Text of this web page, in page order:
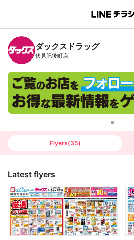
B
n
c
h
T
ダックスドラッグ
伏見肥後町店
Flyers(35)
Latest flyers